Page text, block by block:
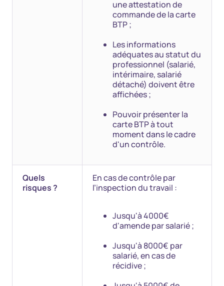
une attestation de
commande de la carte
BTP ;
Les informations
adéquates au statut du
professionnel (salarié,
intérimaire, salarié
détaché) doivent être
affichées ;
Pouvoir présenter la
carte BTP à tout
moment dans le cadre
d'un contrôle.
Quels
risques ?
En cas de contrôle par
l’inspection du travail :
Jusqu'à 4000€
d'amende par salarié ;
Jusqu'à 8000€ par
salarié, en cas de
récidive ;